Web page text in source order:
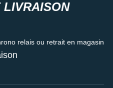
LIVRAISON
relais ou retrait en magasin